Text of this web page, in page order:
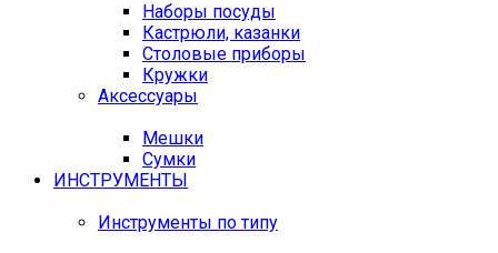
Наборы посуды
Кастрюли, казанки
Столовые приборы
Кружки
Аксессуары
Мешки
Сумки
ИНСТРУМЕНТЫ
Инструменты по типу